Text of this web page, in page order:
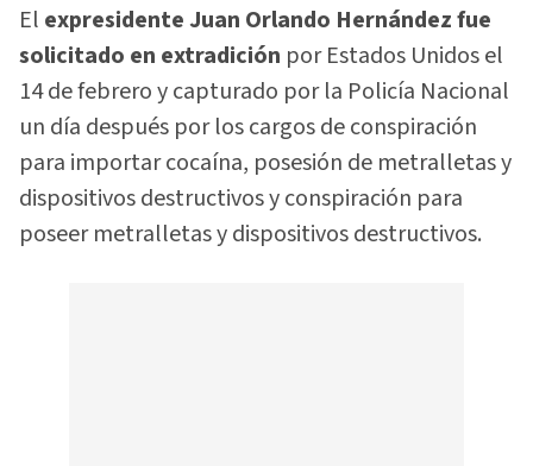
El expresidente Juan Orlando Hernández fue
solicitado en extradición por Estados Unidos el
14 de febrero y capturado por la Policía Nacional
un día después por los cargos de conspiración
para importar cocaína, posesión de metralletas y
dispositivos destructivos y conspiración para
poseer metralletas y dispositivos destructivos.